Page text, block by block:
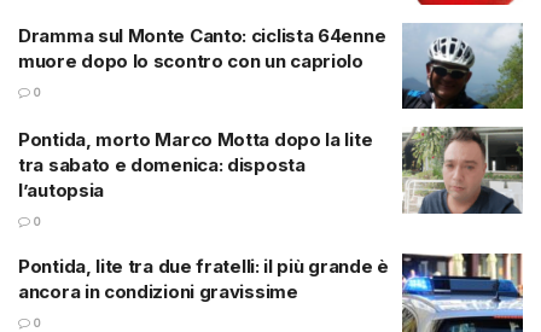
Dramma sul Monte Canto: ciclista 64enne
muore dopo lo scontro con un capriolo
0
Pontida, morto Marco Motta dopo la lite
tra sabato e domenica: disposta
l’autopsia
0
Pontida, lite tra due fratelli: il più grande è
ancora in condizioni gravissime
0